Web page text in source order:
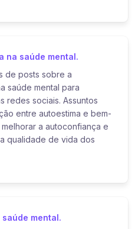
na saúde mental.
de posts sobre a
saúde mental para
redes sociais. Assuntos
entre autoestima e bem-
a autoconfiança e
qualidade de vida dos
mental.